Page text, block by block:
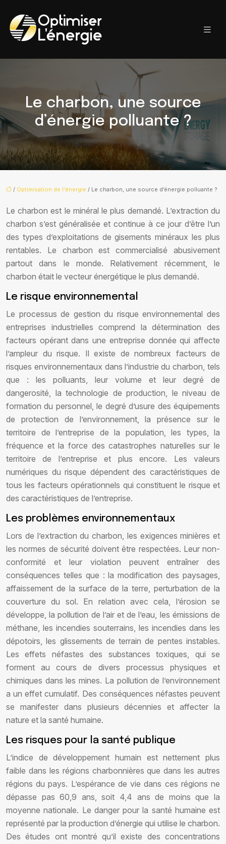
Le charbon, une source
d’énergie polluante ?
/ Optimisation de l'énergie / Le charbon, une source d’énergie polluante ?
Le charbon est le minéral le plus demandé. L’extraction du
charbon s’est généralisée et continue à ce jour d’être l’un
des types d’exploitations de gisements minéraux les plus
rentables. Le charbon est commercialisé abusivement
partout dans le monde. Relativement récemment, le
charbon était le vecteur énergétique le plus demandé.
Le risque environnemental
Le processus de gestion du risque environnemental des
entreprises industrielles comprend la détermination des
facteurs opérant dans une entreprise donnée qui affecte
l’ampleur du risque. Il existe de nombreux facteurs de
risques environnementaux dans l’industrie du charbon, tels
que : les polluants, leur volume et leur degré de
dangerosité, la technologie de production, le niveau de
formation du personnel, le degré d’usure des équipements
de protection de l’environnement, la présence sur le
territoire de l’entreprise de la population, les types, la
fréquence et la force des catastrophes naturelles sur le
territoire de l’entreprise et plus encore. Les valeurs
numériques du risque dépendent des caractéristiques de
tous les facteurs opérationnels qui constituent le risque et
des caractéristiques de l’entreprise.
Les problèmes environnementaux
Lors de l’extraction du charbon, les exigences minières et
les normes de sécurité doivent être respectées. Leur non-
conformité et leur violation peuvent entraîner des
conséquences telles que : la modification des paysages,
affaissement de la surface de la terre, perturbation de la
couverture du sol. En relation avec cela, l’érosion se
développe, la pollution de l’air et de l’eau, les émissions de
méthane, les incendies souterrains, les incendies dans les
dépotoirs, les glissements de terrain de pentes instables.
Les effets néfastes des substances toxiques, qui se
forment au cours de divers processus physiques et
chimiques dans les mines. La pollution de l’environnement
a un effet cumulatif. Des conséquences néfastes peuvent
se manifester dans plusieurs décennies et affecter la
nature et la santé humaine.
Les risques pour la santé publique
L’indice de développement humain est nettement plus
faible dans les régions charbonnières que dans les autres
régions du pays. L’espérance de vie dans ces régions ne
dépasse pas 60,9 ans, soit 4,4 ans de moins que la
moyenne nationale. Le danger pour la santé humaine est
représenté par la production d’énergie qui utilise le charbon.
Des études ont montré qu’il existe des concentrations